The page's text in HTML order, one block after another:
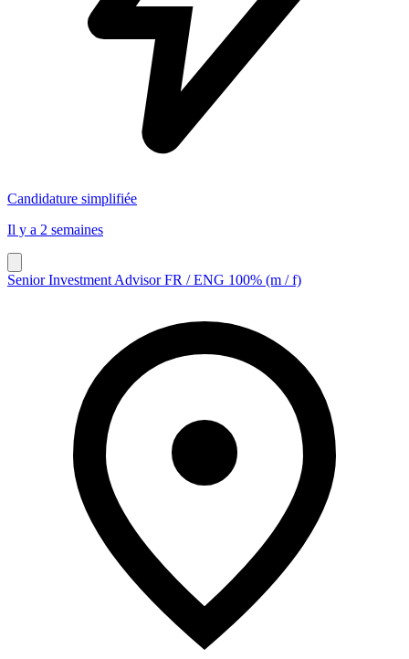
Candidature simplifiée
Il y a 2 semaines
Senior Investment Advisor FR / ENG 100% (m / f)